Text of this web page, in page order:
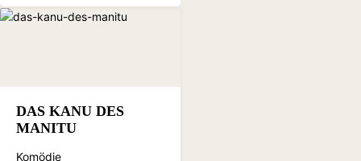
DAS KANU DES
MANITU
Komödie